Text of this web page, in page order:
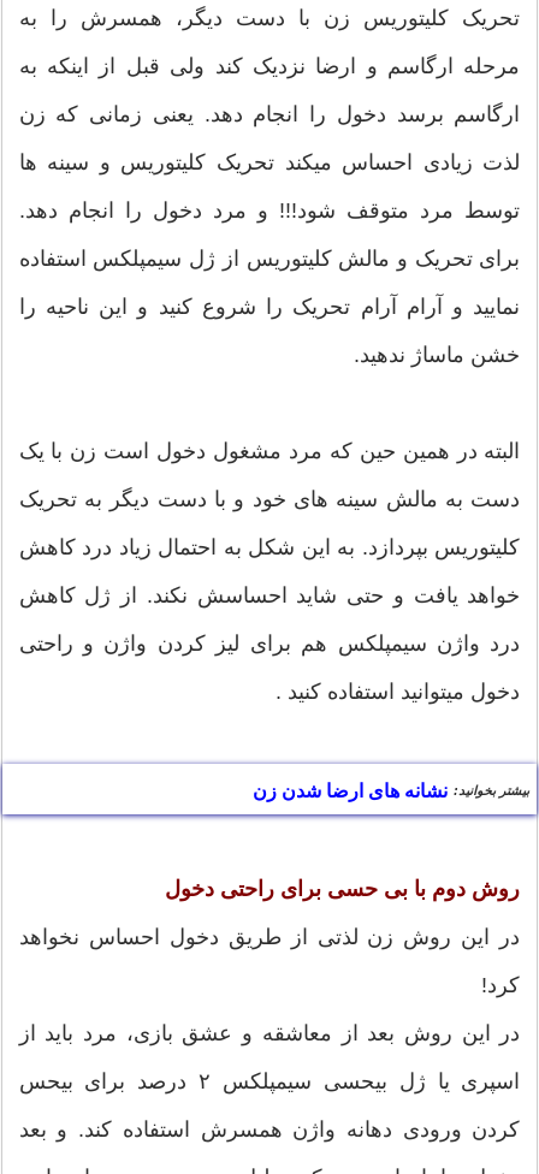
تحریک کلیتوریس زن با دست دیگر، همسرش را به
مرحله ارگاسم و ارضا نزدیک کند ولی قبل از اینکه به
ارگاسم برسد دخول را انجام دهد. یعنی زمانی که زن
لذت زیادی احساس میکند تحریک کلیتوریس و سینه ها
توسط مرد متوقف شود!!! و مرد دخول را انجام دهد.
برای تحریک و مالش کلیتوریس از ژل سیمپلکس استفاده
نمایید و آرام آرام تحریک را شروع کنید و این ناحیه را
خشن ماساژ ندهید.
البته در همین حین که مرد مشغول دخول است زن با یک
دست به مالش سینه های خود و با دست دیگر به تحریک
کلیتوریس بپردازد. به این شکل به احتمال زیاد درد کاهش
خواهد یافت و حتی شاید احساسش نکند. از ژل کاهش
درد واژن سیمپلکس هم برای لیز کردن واژن و راحتی
دخول میتوانید استفاده کنید .
بیشتر بخوانید: نشانه های ارضا شدن زن
روش دوم با بی حسی برای راحتی دخول
در این روش زن لذتی از طریق دخول احساس نخواهد
کرد!
در این روش بعد از معاشقه و عشق بازی، مرد باید از
اسپری یا ژل بیحسی سیمپلکس ۲ درصد برای بیحس
کردن ورودی دهانه واژن همسرش استفاده کند. و بعد